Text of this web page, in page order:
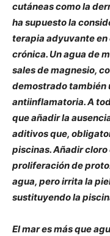
cutáneas como la
ha supuesto la
terapia adyuvante
crónica. Un agua de
sales de magnesio,
demostrado también
antiinflamatoria. A
que añadir la
aditivos que,
piscinas. Añadir
proliferación de
agua, pero irrita la
sustituyendo la
El mar es más que